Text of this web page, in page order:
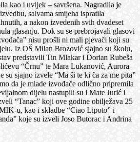
kao i uvijek – savršena. Nagradila je
salvama smijeha ispratila
a nakon izvedenih svih dvadeset
glasanju. Dok su se prebrojavali glasovi
nisu prošli ni mali pjevači koji su
Iz OŠ Milan Brozović sjajno su školu,
predstavili Tin Mlakar i Dorian Rubeša
“Črnu” te Mara Lukanović, Aurora
sjajno izvele “Ma ši te ki ča za me pita”
da je mlade izvođače odlično pripremila
dijelu nastupili su i Mate Jurić i
“Tanac” koji ove godine obilježava 25
u, kao i skladbe “Ciao Lipoto” i
koje su izveli Joso Butorac i Andrina